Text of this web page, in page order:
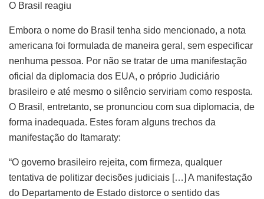
O Brasil reagiu
Embora o nome do Brasil tenha sido mencionado, a nota
americana foi formulada de maneira geral, sem especificar
nenhuma pessoa. Por não se tratar de uma manifestação
oficial da diplomacia dos EUA, o próprio Judiciário
brasileiro e até mesmo o silêncio serviriam como resposta.
O Brasil, entretanto, se pronunciou com sua diplomacia, de
forma inadequada. Estes foram alguns trechos da
manifestação do Itamaraty:
“O governo brasileiro rejeita, com firmeza, qualquer
tentativa de politizar decisões judiciais […] A manifestação
do Departamento de Estado distorce o sentido das